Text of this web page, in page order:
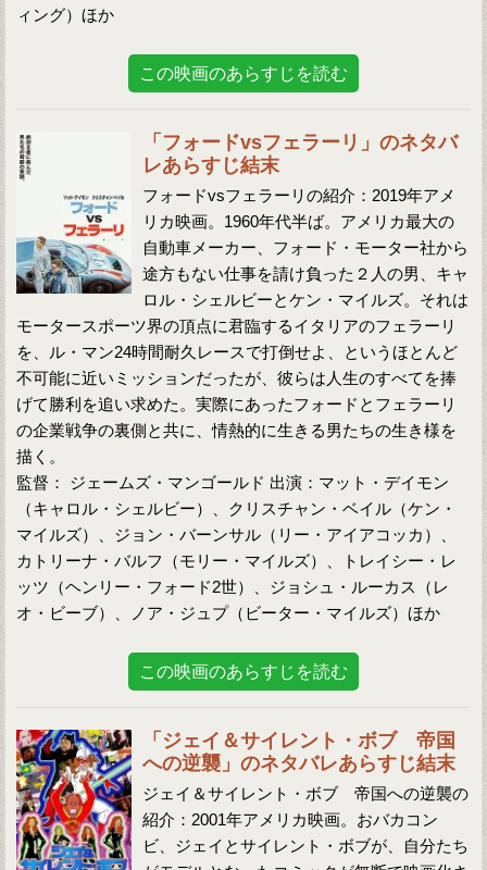
ィング）ほか
この映画のあらすじを読む
「フォードvsフェラーリ」のネタバ
レあらすじ結末
フォードvsフェラーリの紹介：2019年アメ
リカ映画。1960年代半ば。アメリカ最大の
自動車メーカー、フォード・モーター社から
途方もない仕事を請け負った２人の男、キャ
ロル・シェルビーとケン・マイルズ。それは
モータースポーツ界の頂点に君臨するイタリアのフェラーリ
を、ル・マン24時間耐久レースで打倒せよ、というほとんど
不可能に近いミッションだったが、彼らは人生のすべてを捧
げて勝利を追い求めた。実際にあったフォードとフェラーリ
の企業戦争の裏側と共に、情熱的に生きる男たちの生き様を
描く。
監督： ジェームズ・マンゴールド 出演：マット・デイモン
（キャロル・シェルビー）、クリスチャン・ベイル（ケン・
マイルズ）、ジョン・バーンサル（リー・アイアコッカ）、
カトリーナ・バルフ（モリー・マイルズ）、トレイシー・レ
ッツ（ヘンリー・フォード2世）、ジョシュ・ルーカス（レ
オ・ビーブ）、ノア・ジュプ（ビーター・マイルズ）ほか
この映画のあらすじを読む
「ジェイ＆サイレント・ボブ 帝国
への逆襲」のネタバレあらすじ結末
ジェイ＆サイレント・ボブ 帝国への逆襲の
紹介：2001年アメリカ映画。おバカコン
ビ、ジェイとサイレント・ボブが、自分たち